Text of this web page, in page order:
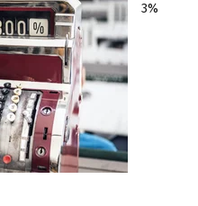
3%